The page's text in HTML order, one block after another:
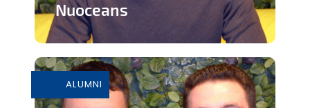
Nuoceans
durable créée à partir de déchets non...
En savoir plus
ALUMNI